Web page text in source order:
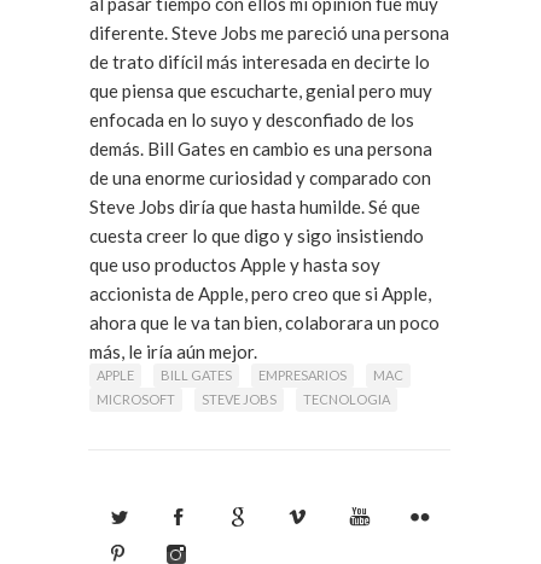
diferente. Steve Jobs me pareció una persona
de trato difícil más interesada en decirte lo
que piensa que escucharte, genial pero muy
enfocada en lo suyo y desconfiado de los
demás. Bill Gates en cambio es una persona
de una enorme curiosidad y comparado con
Steve Jobs diría que hasta humilde. Sé que
cuesta creer lo que digo y sigo insistiendo
que uso productos Apple y hasta soy
accionista de Apple, pero creo que si Apple,
ahora que le va tan bien, colaborara un poco
más, le iría aún mejor.
APPLE BILL GATES EMPRESARIOS
MAC
MICROSOFT
STEVE JOBS TECNOLOGIA